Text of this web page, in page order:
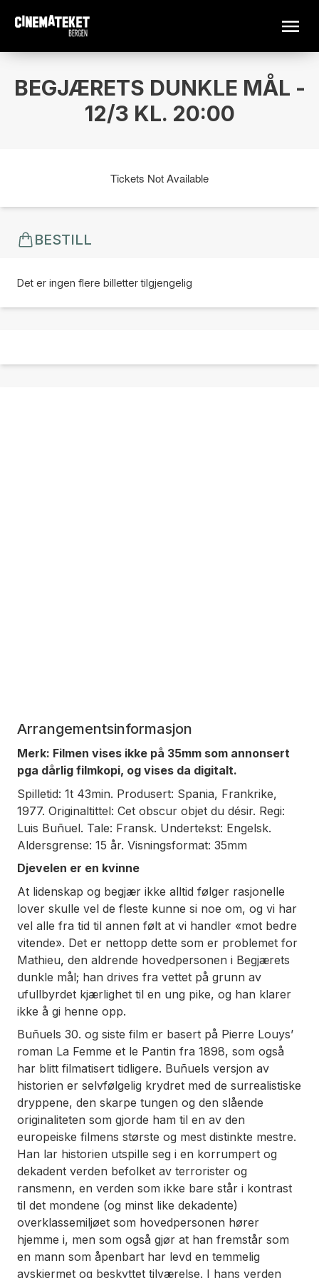
BEGJÆRETS DUNKLE MÅL -
12/3 KL. 20:00
Tickets Not Available
BESTILL
Det er ingen flere billetter tilgjengelig
Arrangementsinformasjon
Merk: Filmen vises ikke på 35mm som annonsert
pga dårlig filmkopi, og vises da digitalt.
Spilletid: 1t 43min. Produsert: Spania, Frankrike,
1977. Originaltittel: Cet obscur objet du désir. Regi:
Luis Buñuel. Tale: Fransk. Undertekst: Engelsk.
Aldersgrense: 15 år. Visningsformat: 35mm
Djevelen er en kvinne
At lidenskap og begjær ikke alltid følger rasjonelle
lover skulle vel de fleste kunne si noe om, og vi har
vel alle fra tid til annen følt at vi handler «mot bedre
vitende». Det er nettopp dette som er problemet for
Mathieu, den aldrende hovedpersonen i Begjærets
dunkle mål; han drives fra vettet på grunn av
ufullbyrdet kjærlighet til en ung pike, og han klarer
ikke å gi henne opp.
Buñuels 30. og siste film er basert på Pierre Louys’
roman La Femme et le Pantin fra 1898, som også
har blitt filmatisert tidligere. Buñuels versjon av
historien er selvfølgelig krydret med de surrealistiske
dryppene, den skarpe tungen og den slående
originaliteten som gjorde ham til en av den
europeiske filmens største og mest distinkte mestre.
Han lar historien utspille seg i en korrumpert og
dekadent verden befolket av terrorister og
ransmenn, en verden som ikke bare står i kontrast
til det mondene (og minst like dekadente)
overklassemiljøet som hovedpersonen hører
hjemme i, men som også gjør at han fremstår som
en mann som åpenbart har levd en temmelig
avskjermet og beskyttet tilværelse. I hans verden